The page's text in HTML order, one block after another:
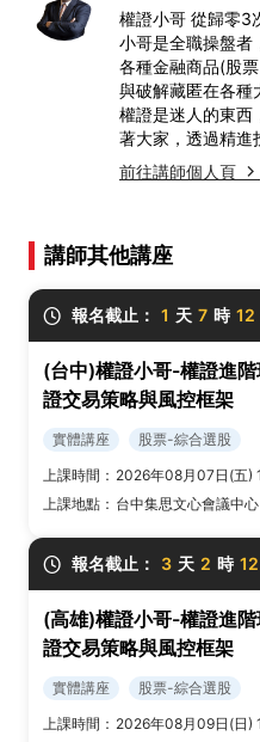
權證小哥 從歸零3
小哥是全職操盤者
各種金融商品(股
與破解藏匿在各種
權證是迷人的東西
著大家，透過精進
前往講師個人頁
講師其他講座
報名截止： 1 天 7 時 12
(台中)權證小哥-權證進
證交易策略與風控框架
實體講座
股票-綜合選股
上課時間： 2026年08月07日(五)
上課地點： 台中集思文心會議中
報名截止： 3 天 2 時 12
(高雄)權證小哥-權證進
證交易策略與風控框架
實體講座
股票-綜合選股
上課時間： 2026年08月09日(日)